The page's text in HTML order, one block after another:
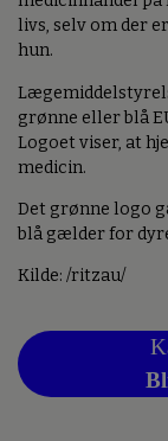
livs, selv om der
hun.
grønne eller blå
Logoet viser, at
medicin.
Det grønne logo
blå gælder for
Kilde: /ritzau/